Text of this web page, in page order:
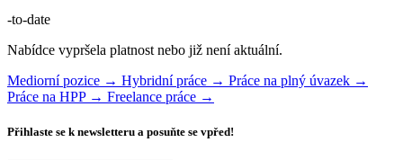
-to-date
Nabídce vypršela platnost nebo již není aktuální.
Mediorní pozice → Hybridní práce → Práce na plný úvazek →
Práce na HPP → Freelance práce →
Přihlaste se k newsletteru a posuňte se vpřed!